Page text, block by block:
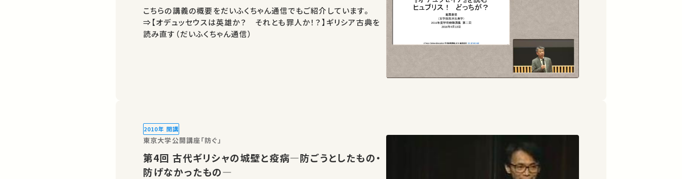
こちらの講義の概要をだいふくちゃん通信でもご紹介しています。
⇒【オデュッセウスは英雄か？ それとも罪人か！？】ギリシア古典を
読み直す（だいふくちゃん通信）
2010年 開講
東京大学公開講座「防ぐ」
第4回 古代ギリシャの城壁と疫病―防ごうとしたもの・
防げなかったもの―